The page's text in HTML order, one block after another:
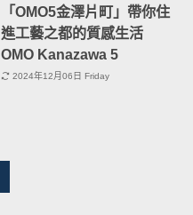
「OMO5金澤片町」帶你住
進工藝之都的質感生活
OMO Kanazawa 5
2024年12月06日 Friday